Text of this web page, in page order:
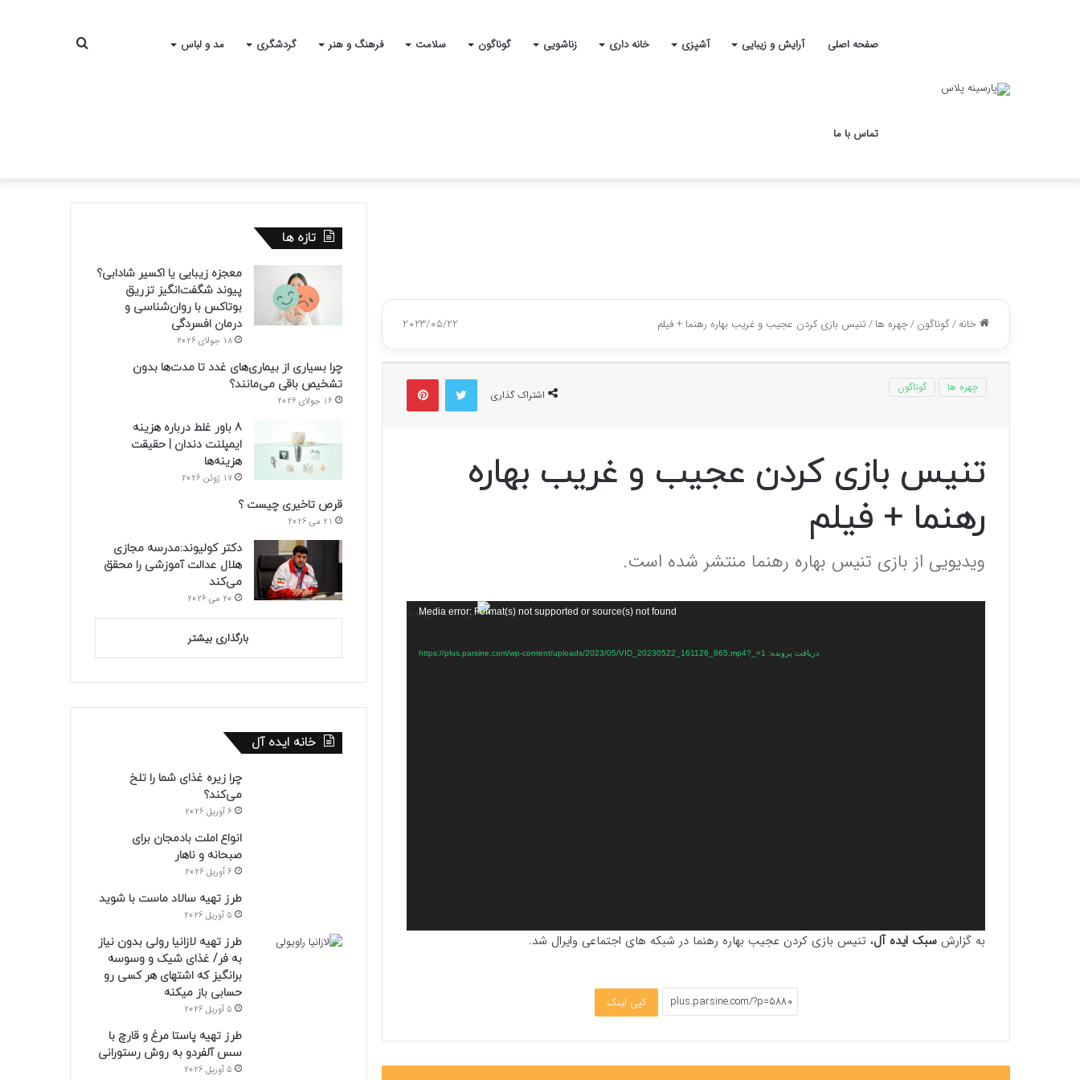
صفحه اصلی آرایش و زیبایی آشپزی خانه داری زناشویی گوناگون سلامت فرهنگ و هنر گردشگری مد و لباس
تماس با ما
جستجو
خانه/گوناگون/چهره ها/تنیس بازی کردن عجیب و غریب بهاره رهنما + فیلم 2023/05/22
اشتراک گذاری
توییتر پینتریست
چهره ها گوناگون
تنیس بازی کردن عجیب و غریب بهاره
رهنما + فیلم
ویدیویی از بازی تنیس بهاره رهنما منتشر شده است.
Media error: Format(s) not supported or source(s) not found
دریافت پرونده: https://plus.parsine.com/wp-content/uploads/2023/05/VID_20230522_161126_865.mp4?_=1
به گزارش سبک ایده آل، تنیس بازی کردن عجیب بهاره رهنما در شبکه های اجتماعی وایرال شد.
کپی لینک
تازه ها
معجزه زیبایی یا اکسیر شادابی؟
پیوند شگفت‌انگیز تزریق
بوتاکس با روان‌شناسی و
درمان افسردگی
18 جولای 2026
چرا بسیاری از بیماری‌های غدد تا مدت‌ها بدون
تشخیص باقی می‌مانند؟
16 جولای 2026
8 باور غلط درباره هزینه
ایمپلنت دندان | حقیقت
هزینه‌ها
17 ژوئن 2026
قرص تاخیری چیست ؟
21 می 2026
دکتر کولیوند:مدرسه مجازی
هلال عدالت آموزشی را محقق
می‌کند
20 می 2026
بارگذاری بیشتر
خانه ایده آل
چرا زیره غذای شما را تلخ
می‌کند؟
6 آوریل 2026
انواع املت بادمجان برای
صبحانه و ناهار
6 آوریل 2026
طرز تهیه سالاد ماست با شوید
5 آوریل 2026
طرز تهیه لازانیا رولی بدون نیاز
به فر/ غذای شیک و وسوسه
برانگیز که اشتهای هر کسی رو
حسابی باز میکنه
5 آوریل 2026
طرز تهیه پاستا مرغ و قارچ با
سس آلفردو به روش رستورانی
5 آوریل 2026